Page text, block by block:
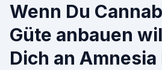
Wenn Du
Güte anbauen
Dich an Amnesia